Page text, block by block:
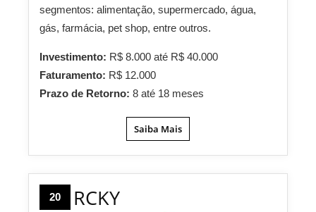
segmentos: alimentação, supermercado, água,
gás, farmácia, pet shop, entre outros.
Investimento: R$ 8.000 até R$ 40.000
Faturamento: R$ 12.000
Prazo de Retorno: 8 até 18 meses
Saiba Mais
20 RCKY